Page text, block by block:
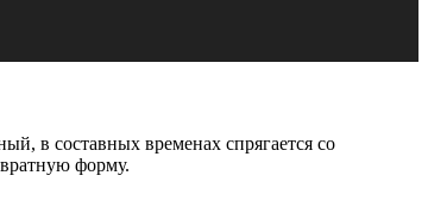
в составных временах спрягается со
форму.